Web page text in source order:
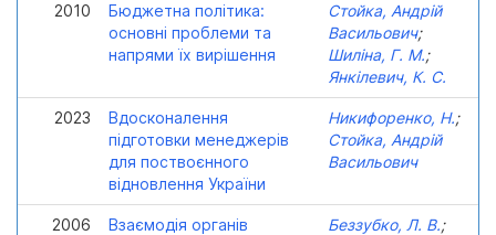
2010
Бюджетна політика:
основні проблеми та
напрями їх вирішення
Стойка, Андрій
Васильович;
Шиліна, Г. М.;
Янкілевич, К. С.
2023
Вдосконалення
підготовки менеджерів
для поствоєнного
відновлення України
Никифоренко, Н.;
Стойка, Андрій
Васильович
2006
Взаємодія органів
Беззубко, Л. В.;